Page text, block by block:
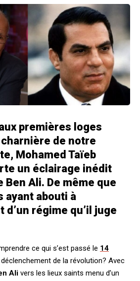
premières loges
charnière de notre
Mohamed Taïeb
un éclairage inédit
Ben Ali. De même que
ayant abouti à
d’un régime qu’il juge
ce qui s’est passé le 14
de la révolution? Avec
Ali vers les lieux saints menu d’un